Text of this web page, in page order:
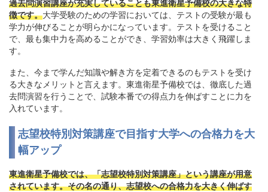
過去問演習講座が充実していることも東進衛星予備校の大きな特
徴です。大学受験のための学習においては、テストの受験が最も
学力が伸びることが明らかになっています。テストを受けること
で、最も集中力を高めることができ、学習効率は大きく飛躍しま
す。
また、今まで学んだ知識や解き方を定着できるのもテストを受け
る大きなメリットと言えます。東進衛星予備校では、徹底した過
去問演習を行うことで、試験本番での得点力を伸ばすことに力を
入れています。
志望校特別対策講座で目指す大学への合格力を大
幅アップ
東進衛星予備校では、「志望校特別対策講座」という講座が用意
されています。その名の通り、志望校への合格力を大きく伸ばす